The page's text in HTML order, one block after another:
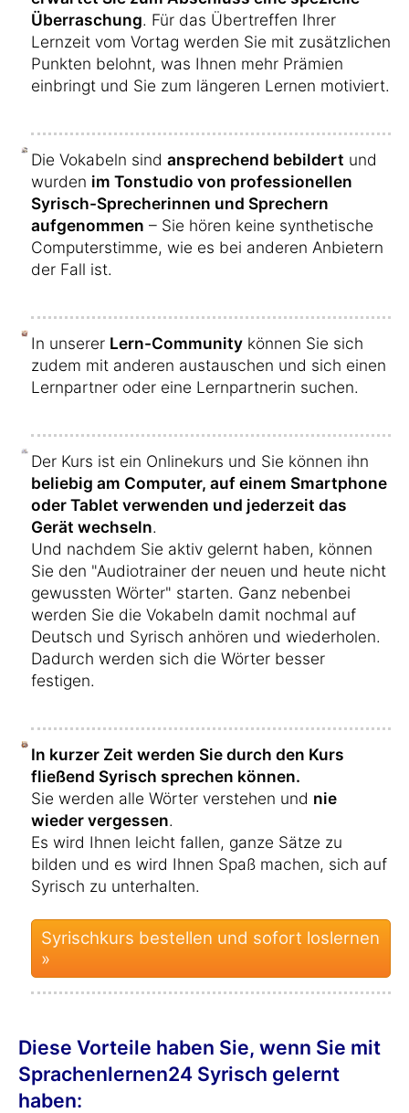
Überraschung. Für das Übertreffen Ihrer
Lernzeit vom Vortag werden Sie mit zusätzlichen
Punkten belohnt, was Ihnen mehr Prämien
einbringt und Sie zum längeren Lernen motiviert.
Die Vokabeln sind ansprechend bebildert und
wurden im Tonstudio von professionellen
Syrisch-Sprecherinnen und Sprechern
aufgenommen – Sie hören keine synthetische
Computerstimme, wie es bei anderen Anbietern
der Fall ist.
In unserer Lern-Community können Sie sich
zudem mit anderen austauschen und sich einen
Lernpartner oder eine Lernpartnerin suchen.
Der Kurs ist ein Onlinekurs und Sie können ihn
beliebig am Computer, auf einem Smartphone
oder Tablet verwenden und jederzeit das
Gerät wechseln.
Und nachdem Sie aktiv gelernt haben, können
Sie den "Audiotrainer der neuen und heute nicht
gewussten Wörter" starten. Ganz nebenbei
werden Sie die Vokabeln damit nochmal auf
Deutsch und Syrisch anhören und wiederholen.
Dadurch werden sich die Wörter besser
festigen.
In kurzer Zeit werden Sie durch den Kurs
fließend Syrisch sprechen können.
Sie werden alle Wörter verstehen und nie
wieder vergessen.
Es wird Ihnen leicht fallen, ganze Sätze zu
bilden und es wird Ihnen Spaß machen, sich auf
Syrisch zu unterhalten.
Syrischkurs bestellen und sofort loslernen
»
Diese Vorteile haben Sie, wenn Sie mit
Sprachenlernen24 Syrisch gelernt
haben: